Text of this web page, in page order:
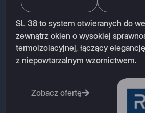
SL 38 to system otwieranych do
zewnątrz okien o wysokiej
termoizolacyjnej, łączący
z niepowtarzalnym wzornictwem.
Zobacz ofertę